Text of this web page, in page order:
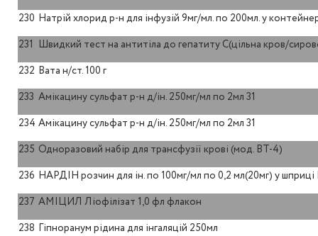
230 Натрій хлорид р-н для інфузій 9мг/мл. по 200мл. у
231 Швидкий тест на антитіла до гепатиту С(цільна кров/
232 Вата н/ст. 100 г
233 Амікацину сульфат р-н д/ін. 250мг/мл по 2мл 31
234 Амікацину сульфат р-н д/ін. 250мг/мл по 2мл 31
235 Одноразовий набір для трансфузії крові (мод. ВТ-4)
236 НАРДІН розчин для ін. по 100мг/мл по 0,2 мл(20мг) у
237 АМІЦИЛ Ліофілізат 1,0 фл флакон
238 Гіпноранум рідина для інгаляцій 250мл